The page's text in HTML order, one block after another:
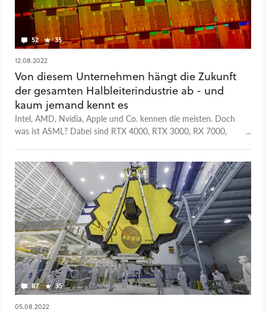
52 35
12.08.2022
Von diesem Unternehmen hängt die Zukunft
der gesamten Halbleiterindustrie ab - und
kaum jemand kennt es
Intel, AMD, Nvidia, Apple und Co. kennen die meisten. Doch
was ist ASML? Dabei sind RTX 4000, RTX 3000, RX 7000,
87 35
05.08.2022